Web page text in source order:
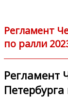
Регламент
по ралли
Регламент